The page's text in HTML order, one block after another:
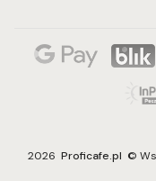
2026 Proficafe.pl ©